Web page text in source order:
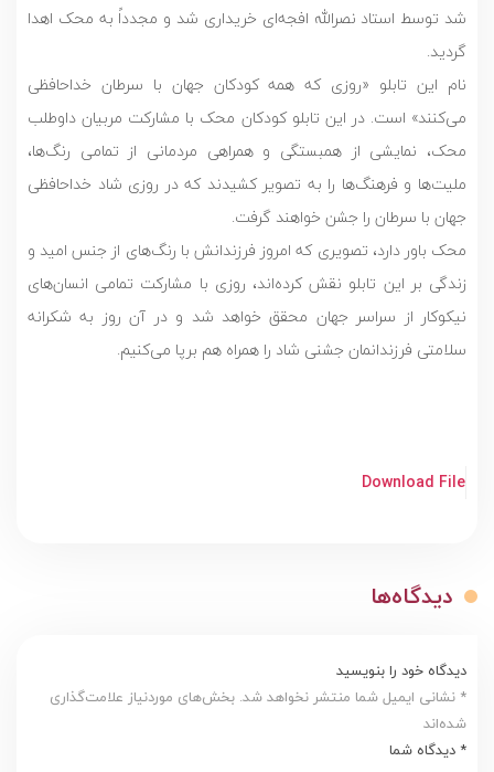
شد توسط استاد نصرالله افجه‌ای خریداری شد و مجدداً به محک اهدا
گردید.
نام این تابلو «روزی که همه کودکان جهان با سرطان خداحافظی
می‌کنند» است. در این تابلو کودکان محک با مشارکت مربیان داوطلب
محک، نمایشی از همبستگی و همراهی مردمانی از تمامی رنگ‌ها،
ملیت‌ها و فرهنگ‌ها را به تصویر کشیدند که در روزی شاد خداحافظی
جهان با سرطان را جشن خواهند گرفت.
محک باور دارد، تصویری که امروز فرزندانش با رنگ‌های از جنس امید و
زندگی بر این تابلو نقش کرده‌اند، روزی با مشارکت تمامی انسان‌های
نیکوکار از سراسر جهان محقق خواهد شد و در آن روز به شکرانه
سلامتی فرزندانمان جشنی شاد را همراه هم برپا می‌کنیم.
Download File
دیدگاه‌ها
دیدگاه خود را بنویسید
* نشانی ایمیل شما منتشر نخواهد شد. بخش‌های موردنیاز علامت‌گذاری
شده‌اند
* دیدگاه شما